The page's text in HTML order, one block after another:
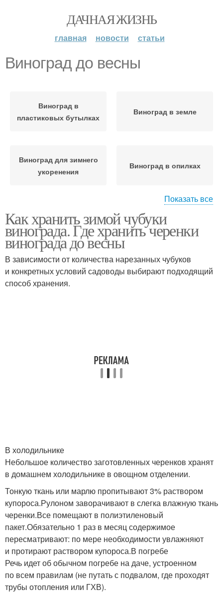
ДАЧНАЯ ЖИЗНЬ
главная новости статьи
Виноград до весны
Виноград в
пластиковых бутылках
Виноград в земле
Виноград для зимнего
укоренения
Виноград в опилках
Виноград в песке Виноград в погребе
Виноград в
полиэтиленовых
пакетах
Виноград в
Виноград на зиму
Показать все
Как хранить зимой чубуки
винограда. Где хранить черенки
винограда до весны
В зависимости от количества нарезанных чубуков
и конкретных условий садоводы выбирают подходящий
способ хранения.
В холодильнике
Небольшое количество заготовленных черенков хранят
в домашнем холодильнике в овощном отделении.
Тонкую ткань или марлю пропитывают 3% раствором
купороса.Рулоном заворачивают в слегка влажную ткань
черенки.Все помещают в полиэтиленовый
пакет.Обязательно 1 раз в месяц содержимое
пересматривают: по мере необходимости увлажняют
и протирают раствором купороса.В погребе
Речь идет об обычном погребе на даче, устроенном
по всем правилам (не путать с подвалом, где проходят
трубы отопления или ГХВ).